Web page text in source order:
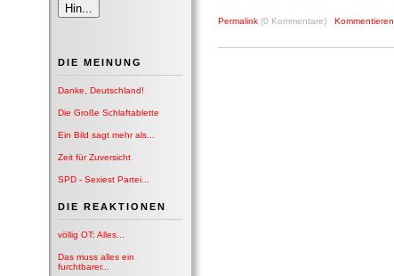
DIE MEINUNG
Danke, Deutschland!
Die Große Schlaftablette
Ein Bild sagt mehr als...
Zeit für Zuversicht
SPD - Sexiest Partei...
DIE REAKTIONEN
völlig OT: Alles...
Das muss alles ein
furchtbarer...
Permalink (0 Kommentare) Kommentieren